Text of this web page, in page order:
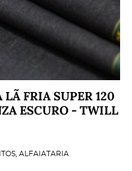
FRIA SUPER 120
ESCURO - TWILL
ALFAIATARIA